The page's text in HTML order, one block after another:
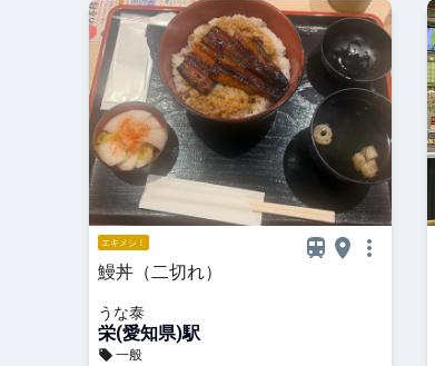
エキメシ！
鰻丼（二切れ）
うな泰
栄(愛知県)駅
一般